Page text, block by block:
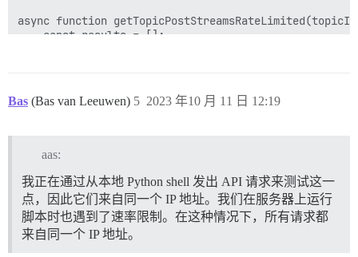
async function
    const results = [];
await new Promise(resolve =>
    }
(async () => {
const topics = await
    console.log(topics);
Bas (Bas van Leeuwen) 2023 年10 月 11 日 12:19
5
aas:
我正在通过从本地 Python shell 发出 API 请求来测试这一
点，因此它们来自同一个 IP 地址。我们在服务器上运行
脚本时也遇到了速率限制。在这种情况下，所有请求都
来自同一个 IP 地址。